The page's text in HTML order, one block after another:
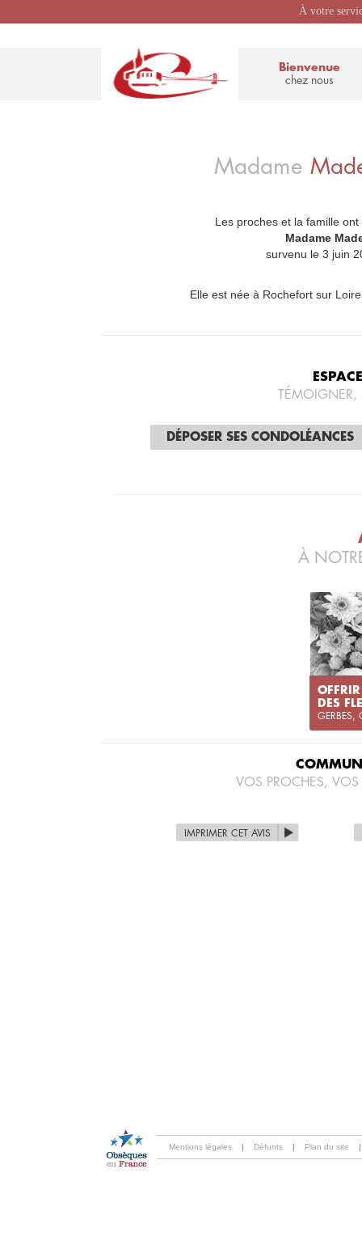
À votre
Bienvenue
chez nous
Madame
Les proches et la famille
Madame
survenu le 3 juin
Elle est née à Rochefort sur
DÉPOSER SES CONDOLÉANCES
À
OFFRIR
DES
GERBES,
VOS PROCHES,
IMPRIMER CET AVIS
Mentions légales | Défunts | Plan du site |